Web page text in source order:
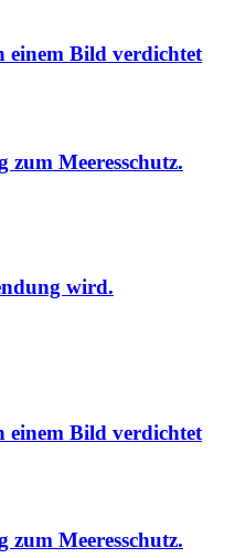
einem Bild verdichtet
Meeresschutz.
wird.
einem Bild verdichtet
Meeresschutz.